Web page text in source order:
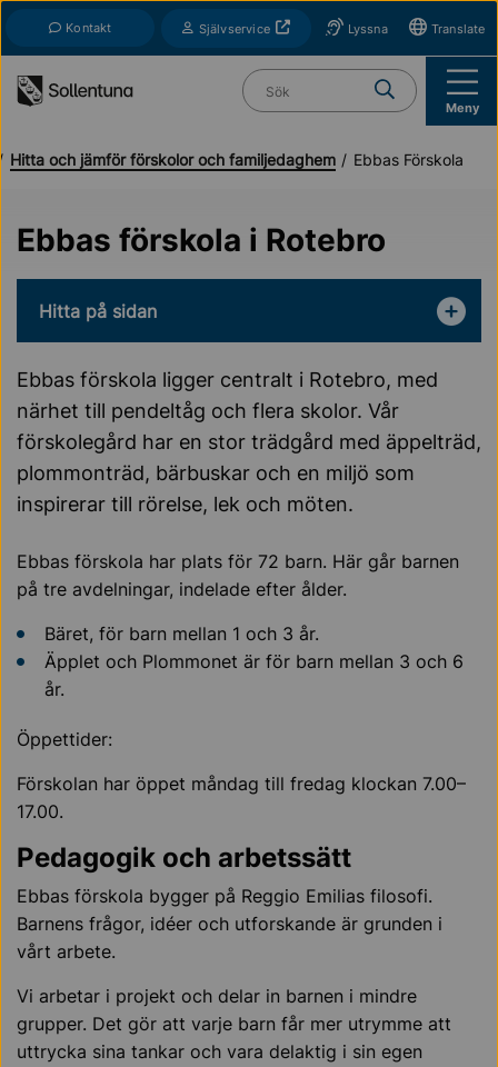
Kontakt SjälvserviceÖppnas i nytt fönsterLyssna Translate
Vad söker du?
Meny
Hitta och jämför förskolor och familjedaghem Ebbas Förskola
Ebbas förskola i Rotebro
Hitta på sidan
Ebbas förskola ligger centralt i Rotebro, med
närhet till pendeltåg och flera skolor. Vår
förskolegård har en stor trädgård med äppelträd,
plommonträd, bärbuskar och en miljö som
inspirerar till rörelse, lek och möten.
Ebbas förskola har plats för 72 barn. Här går barnen
på tre avdelningar, indelade efter ålder.
Bäret, för barn mellan 1 och 3 år.
Äpplet och Plommonet är för barn mellan 3 och 6
år.
Öppettider:
Förskolan har öppet måndag till fredag klockan 7.00–
17.00.
Pedagogik och arbetssätt
Ebbas förskola bygger på Reggio Emilias filosofi.
Barnens frågor, idéer och utforskande är grunden i
vårt arbete.
Vi arbetar i projekt och delar in barnen i mindre
grupper. Det gör att varje barn får mer utrymme att
uttrycka sina tankar och vara delaktig i sin egen